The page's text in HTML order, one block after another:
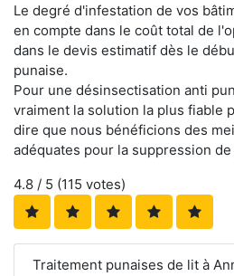
Le degré d'infestation de vos
en compte dans le coût total de
dans le devis estimatif dès le
punaise.
Pour une désinsectisation anti
vraiment la solution la plus fiable
dire que nous bénéficions des
adéquates pour la suppression
4.8 / 5 (115 votes)
Traitement punaises de lit à